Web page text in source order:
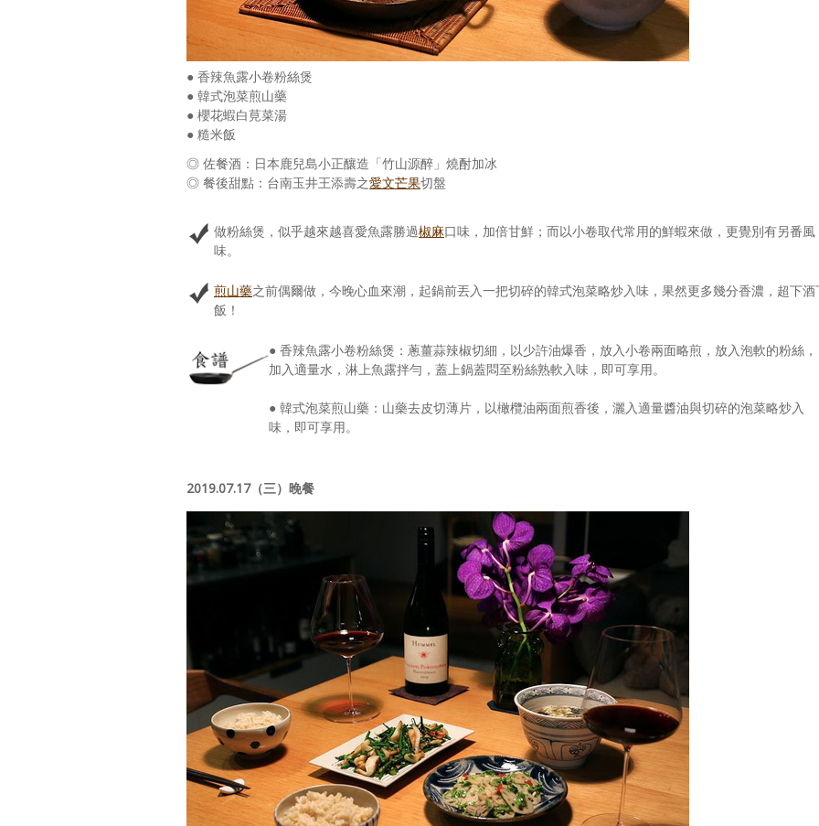
● 香辣魚露小卷粉絲煲
● 韓式泡菜煎山藥
● 櫻花蝦白莧菜湯
● 糙米飯
◎ 佐餐酒：日本鹿兒島小正釀造「竹山源醉」燒酎加冰
◎ 餐後甜點：台南玉井王添壽之愛文芒果切盤
做粉絲煲，似乎越來越喜愛魚露勝過椒麻口味，加倍甘鮮；而以小卷取代常用的鮮蝦來做，更覺別有另番風
味。
煎山藥之前偶爾做，今晚心血來潮，起鍋前丟入一把切碎的韓式泡菜略炒入味，果然更多幾分香濃，超下酒
飯！
● 香辣魚露小卷粉絲煲：蔥薑蒜辣椒切細，以少許油爆香，放入小卷兩面略煎，放入泡軟的粉絲，
加入適量水，淋上魚露拌勻，蓋上鍋蓋悶至粉絲熟軟入味，即可享用。
● 韓式泡菜煎山藥：山藥去皮切薄片，以橄欖油兩面煎香後，灑入適量醬油與切碎的泡菜略炒入
味，即可享用。
2019.07.17（三）晚餐